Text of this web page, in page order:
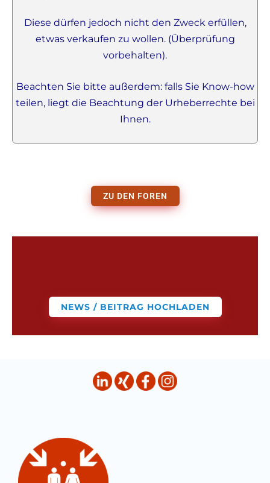
Diese dürfen jedoch nicht den Zweck erfüllen,
etwas verkaufen zu wollen. (Überprüfung
vorbehalten).
Beachten Sie bitte außerdem: falls Sie Know-how
teilen, liegt die Beachtung der Urheberrechte bei
Ihnen.
ZU DEN FOREN
NEWS / BEITRAG HOCHLADEN